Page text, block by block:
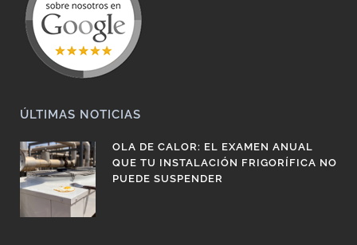
ÚLTIMAS NOTICIAS
OLA DE CALOR: EL EXAMEN ANUAL
QUE TU INSTALACIÓN FRIGORÍFICA NO
PUEDE SUSPENDER